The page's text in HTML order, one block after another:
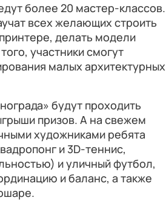
более 20 мастер-классов.
всех желающих строить
делать модели
участники смогут
малых архитектурных
будут проходить
призов. А на свежем
художниками ребята
и 3D-теннис,
и уличный футбол,
и баланс, а также